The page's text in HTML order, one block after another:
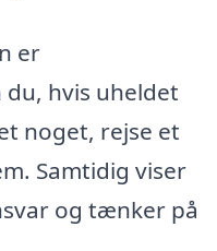
er
hvis uheldet
noget, rejse et
Samtidig viser
og tænker på